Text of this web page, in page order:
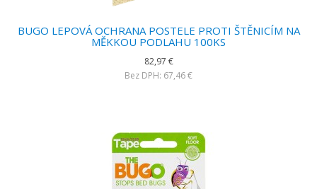
BUGO LEPOVÁ OCHRANA POSTELE PROTI ŠTĚNICÍM NA
MĚKKOU PODLAHU 100KS
82,97 €
Bez DPH: 67,46 €